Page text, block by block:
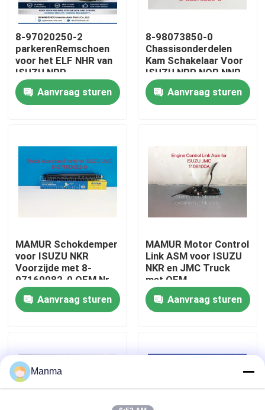
Huis
Producten
Fabrieksreis
Contacteer ons
Verzoek om een Citaat
ISUZU Truck Parts
8-97020250-2
parkerenRemschoen
voor het ELF NHR van
ISUZU NPR
Aanvraag sturen
8-98073850-0
Chassisonderdelen
Kam Schakelaar Voor
ISUZU NPR NQR NNR
Aanvraag sturen
MAMUR Schokdemper
voor ISUZU NKR
Voorzijde met 8-
97160082-0 OEM Nr.
ISUZU Chassis
Onderdelen
Aanvraag sturen
MAMUR Motor Control
Link ASM voor ISUZU
NKR en JMC Truck
met OEM
compatibiliteit
Aanvraag sturen
Manma